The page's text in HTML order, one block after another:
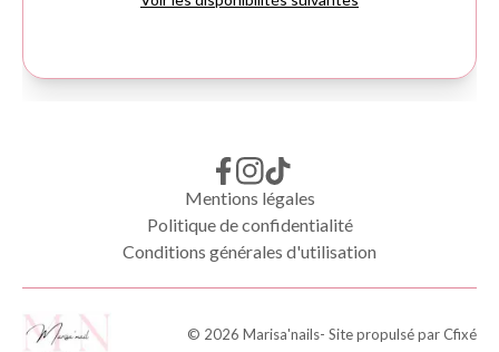
Mentions légales
Politique de confidentialité
Conditions générales d'utilisation
© 2026 Marisa'nails- Site propulsé parCfixé